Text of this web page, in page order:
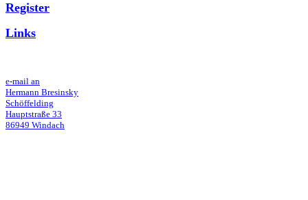
Register
Links
e-mail an
Hermann Bresinsky
Schöffelding
Hauptstraße 33
86949 Windach